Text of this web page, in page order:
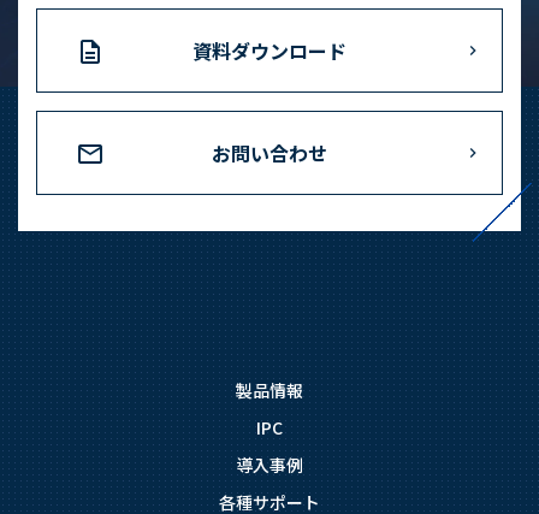
資料ダウンロード
お問い合わせ
製品情報
IPC
導入事例
各種サポート